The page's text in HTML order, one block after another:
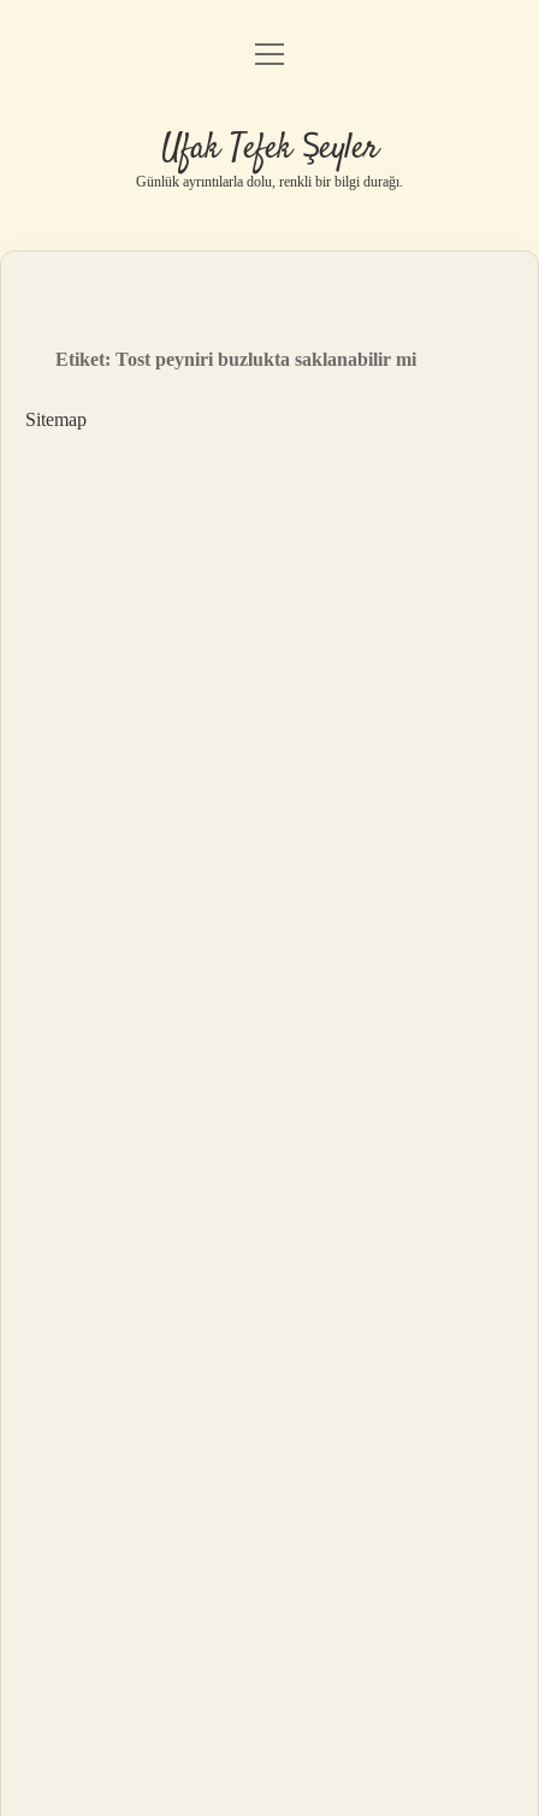
Anasayfa
Yasal Uyarı
menüyü
Ufak Tefek Şeyler
Günlük ayrıntılarla dolu, renkli bir bilgi durağı.
Etiket:Tost peyniri buzlukta saklanabilir mi
Sitemap